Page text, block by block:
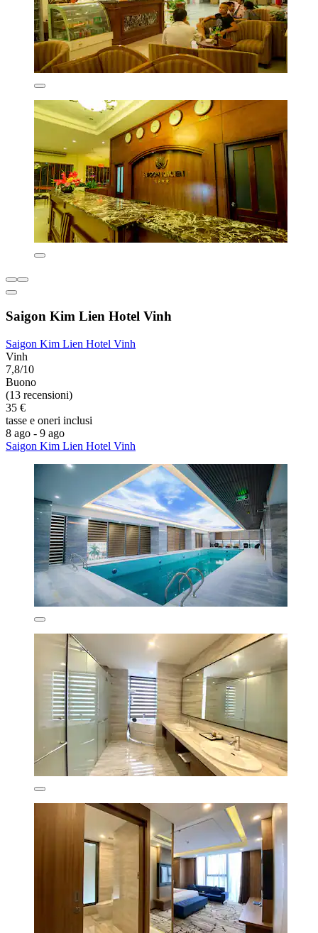
Saigon Kim Lien Hotel Vinh
Saigon Kim Lien Hotel Vinh
Vinh
7,8/10
Buono
(13 recensioni)
35 €
tasse e oneri inclusi
8 ago - 9 ago
Saigon Kim Lien Hotel Vinh